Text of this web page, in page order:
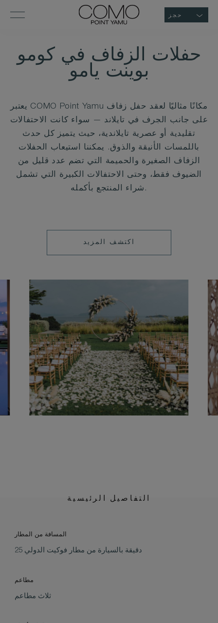
حجز
حفلات الزفاف في كومو
بوينت يامو
يعتبر COMO Point Yamu مكانًا مثاليًا لعقد حفل زفاف
على جانب الجرف في تايلاند — سواء كانت الاحتفالات
تقليدية أو عصرية تايلاندية، حيث يتميز كل حدث
باللمسات الأنيقة والذوق. يمكننا استيعاب الحفلات
الزفاف الصغيرة والحميمة التي تضم عدد قليل من
الضيوف فقط، وحتى الاحتفالات الكبيرة التي تشمل
شراء المنتجع بأكمله.
LEARN
MORE
اكتشف المزيد
التفاصيل الرئيسية
المسافة من المطار
25 دقيقة بالسيارة من مطار فوكيت الدولي
مطاعم
ثلاث مطاعم